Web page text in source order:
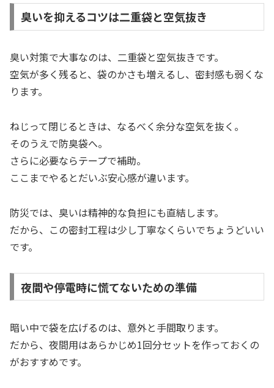
臭いを抑えるコツは二重袋と空気抜き
臭い対策で大事なのは、二重袋と空気抜きです。
空気が多く残ると、袋のかさも増えるし、密封感も弱くな
ります。
ねじって閉じるときは、なるべく余分な空気を抜く。
そのうえで防臭袋へ。
さらに必要ならテープで補助。
ここまでやるとだいぶ安心感が違います。
防災では、臭いは精神的な負担にも直結します。
だから、この密封工程は少し丁寧なくらいでちょうどいい
です。
夜間や停電時に慌てないための準備
暗い中で袋を広げるのは、意外と手間取ります。
だから、夜間用はあらかじめ1回分セットを作っておくの
がおすすめです。